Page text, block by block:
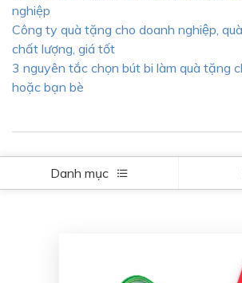
nghiệp
Công ty quà tặng cho doanh nghiệp,
chất lượng, giá tốt
3 nguyên tắc chọn bút bi làm quà tặng
hoặc bạn bè
Danh mục